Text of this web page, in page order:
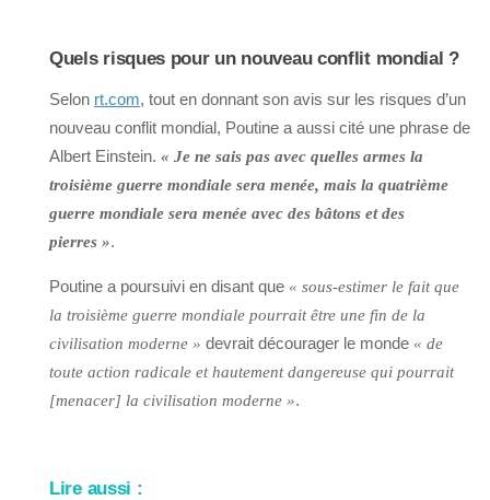
Quels risques pour un nouveau conflit mondial ?
Selon rt.com, tout en donnant son avis sur les risques d’un
nouveau conflit mondial, Poutine a aussi cité une phrase de
Albert Einstein. « Je ne sais pas avec quelles armes la
troisième guerre mondiale sera menée, mais la quatrième
guerre mondiale sera menée avec des bâtons et des
pierres ».
Poutine a poursuivi en disant que « sous-estimer le fait que
la troisième guerre mondiale pourrait être une fin de la
civilisation moderne » devrait décourager le monde « de
toute action radicale et hautement dangereuse qui pourrait
[menacer] la civilisation moderne ».
Lire aussi :